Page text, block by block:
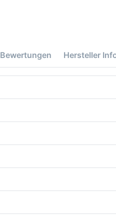
Bewertungen Hersteller